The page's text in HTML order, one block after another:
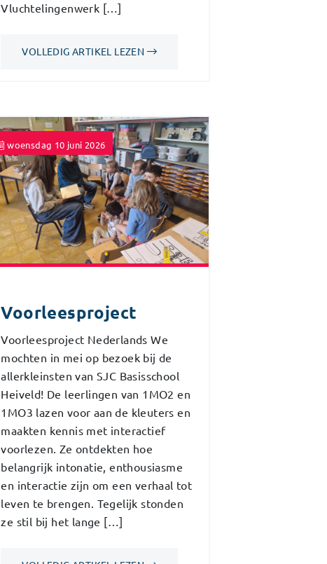
Vluchtelingenwerk […]
VOLLEDIG ARTIKEL LEZEN
woensdag 10 juni 2026
Voorleesproject
Voorleesproject Nederlands We
mochten in mei op bezoek bij de
allerkleinsten van SJC Basisschool
Heiveld! De leerlingen van 1MO2 en
1MO3 lazen voor aan de kleuters en
maakten kennis met interactief
voorlezen. Ze ontdekten hoe
belangrijk intonatie, enthousiasme
en interactie zijn om een verhaal tot
leven te brengen. Tegelijk stonden
ze stil bij het lange […]